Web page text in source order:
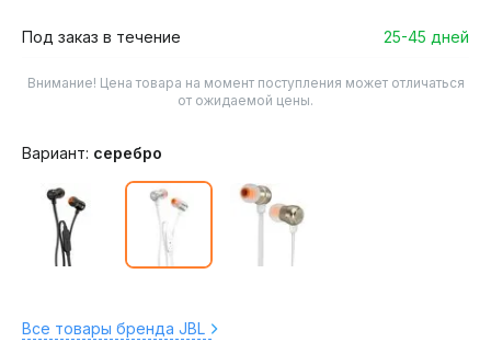
Под заказ в течение 25-45 дней
Внимание! Цена товара на момент поступления может отличаться
от ожидаемой цены.
Вариант: серебро
Все товары бренда JBL